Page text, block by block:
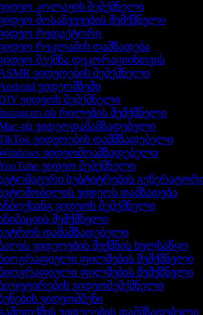
კოლაჟის შემქმნელი
მოსაწვევების შემქმნელი
რედაქტორი
რეკლამის დამზადება
შექმნა დეკორაციისთვის
ვიდეოების შემქმნელი
ვიდეომზემი
ვიდეოს შემქმნელი
ის რილების შემქმნელი
ის ვიდეოდამამზადებელი
ვიდეოების დამმზადებელი
ვიდეომოამზადებელი
ვიდეო შემქმნელი
სუბტიტრების გენერატორი
ვიდეოს დამზადება
ვიდეოს შემქმნელი
შემქმნელი
დამამზადებელი
ვიდეოების შექმნის ხელსაწყო
ფილმების შემქმნელი
ფილმების შემქმნელი
ვიდეოშემქმნელი
ვიდეომშენი
ვიდეოების დამმზადებელი